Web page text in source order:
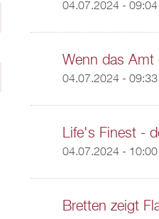
04.07.2024 - 09:04
Wenn das Amt
04.07.2024 - 09:33
Life's Finest -
04.07.2024 - 10:00
Bretten zeigt